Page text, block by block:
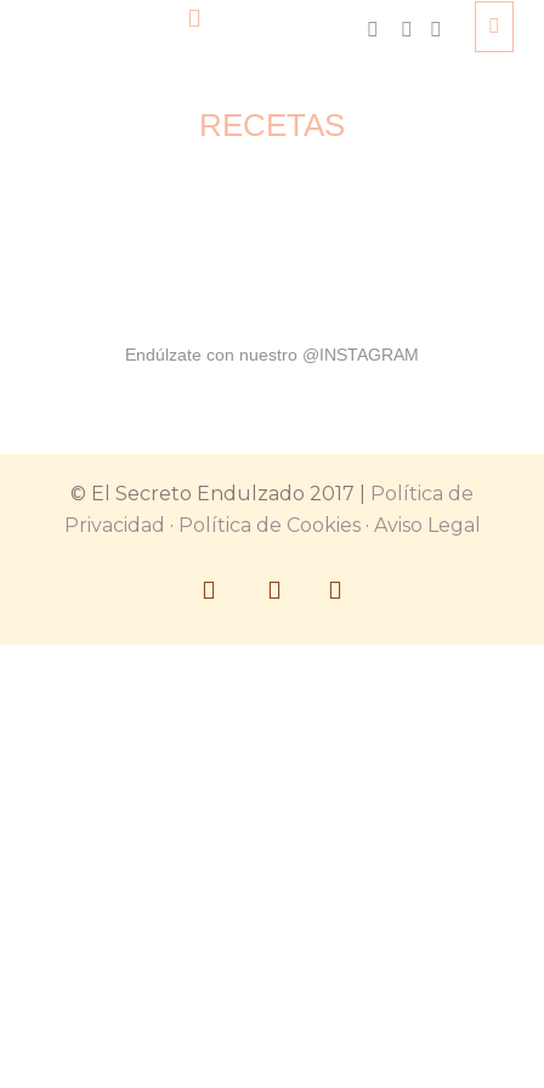
RECETAS
Endúlzate con nuestro @INSTAGRAM
© El Secreto Endulzado 2017 |
Política de
Privacidad · Política de Cookies· Aviso Legal